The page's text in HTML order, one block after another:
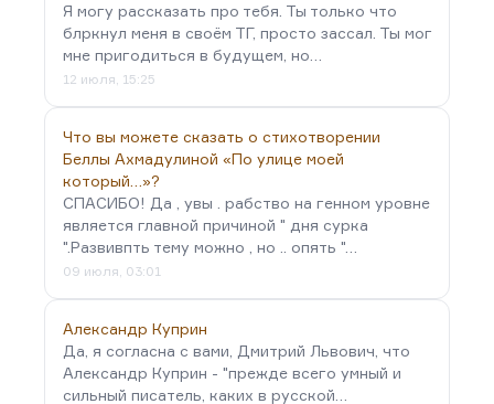
Я могу рассказать про тебя. Ты только что
блркнул меня в своём ТГ, просто зассал. Ты мог
мне пригодиться в будущем, но…
12 июля, 15:25
Что вы можете сказать о стихотворении
Беллы Ахмадулиной «По улице моей
который…»?
СПАСИБО! Да , увы . рабство на генном уровне
является главной причиной " дня сурка
".Развивпть тему можно , но .. опять "…
09 июля, 03:01
Александр Куприн
Да, я согласна с вами, Дмитрий Львович, что
Александр Куприн - "прежде всего умный и
сильный писатель, каких в русской…